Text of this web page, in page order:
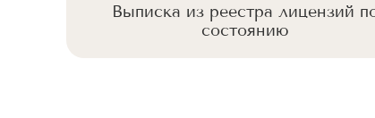
Выписка из реестра лицензий
состоянию